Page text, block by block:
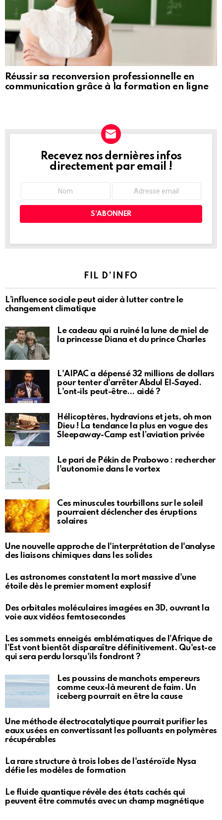
Réussir sa reconversion professionnelle en
communication grâce à la formation en ligne
NEWSLETTER
Recevez nos dernières infos
directement par email !
FIL D’INFO
L’influence sociale peut aider à lutter contre le
changement climatique
Le cadeau qui a ruiné la lune de miel de
la princesse Diana et du prince Charles
L'AIPAC a dépensé 32 millions de dollars
pour tenter d'arrêter Abdul El-Sayed.
L'ont-ils peut-être… aidé ?
Hélicoptères, hydravions et jets, oh mon
Dieu ! La tendance la plus en vogue des
Sleepaway-Camp est l’aviation privée
Le pari de Pékin de Prabowo : rechercher
l'autonomie dans le vortex
Ces minuscules tourbillons sur le soleil
pourraient déclencher des éruptions
solaires
Une nouvelle approche de l'interprétation de l'analyse
des liaisons chimiques dans les solides
Les astronomes constatent la mort massive d'une
étoile dès le premier moment explosif
Des orbitales moléculaires imagées en 3D, ouvrant la
voie aux vidéos femtosecondes
Les sommets enneigés emblématiques de l’Afrique de
l’Est vont bientôt disparaître définitivement. Qu'est-ce
qui sera perdu lorsqu'ils fondront ?
Les poussins de manchots empereurs
comme ceux-là meurent de faim. Un
iceberg pourrait en être la cause
Une méthode électrocatalytique pourrait purifier les
eaux usées en convertissant les polluants en polymères
récupérables
La rare structure à trois lobes de l'astéroïde Nysa
défie les modèles de formation
Le fluide quantique révèle des états cachés qui
peuvent être commutés avec un champ magnétique